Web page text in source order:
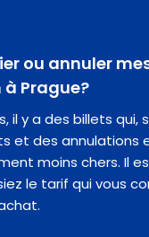
ou annuler
Prague?
il y a des billets
et des annulations
moins chers. Il
le tarif qui vous